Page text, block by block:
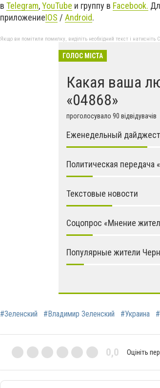
в Telegram,YouTube и группу в Facebook.
приложениеIOS / Android.
Якщо ви помітили помилку, виділіть необхідний текст і
ГОЛОС МІСТА
Какая ваша
«04868»
проголосувало 90 відвідувачів
Еженедельный
Политическая передача
Текстовые новости
Соцопрос «Мнение
Популярные жители
#Зеленский #Владимир Зеленский #Украина
0,0 Оцініть